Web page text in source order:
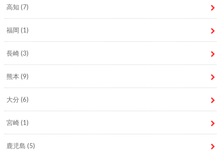
高知 (7)
福岡 (1)
長崎(3)
熊本 (9)
大分 (6)
宮崎(1)
鹿児島 (5)